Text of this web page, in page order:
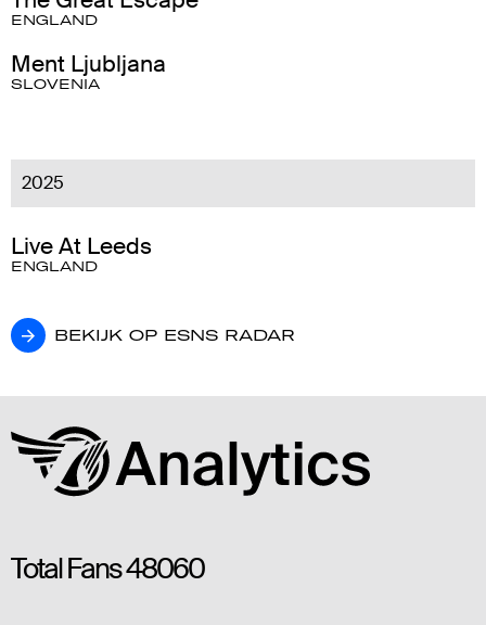
ENGLAND
Ment Ljubljana
SLOVENIA
2025
Live At Leeds
ENGLAND
BEKIJK OP ESNS RADAR
BEKIJK OP ESNS RADAR
Total Fans48060